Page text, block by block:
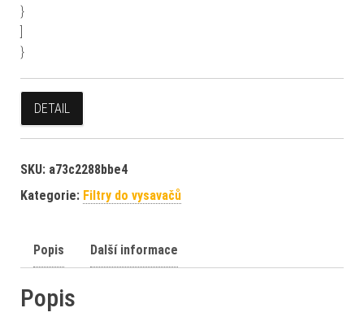
}
}
DETAIL
SKU: a73c2288bbe4
Kategorie: Filtry do vysavačů
Popis Další informace
Popis